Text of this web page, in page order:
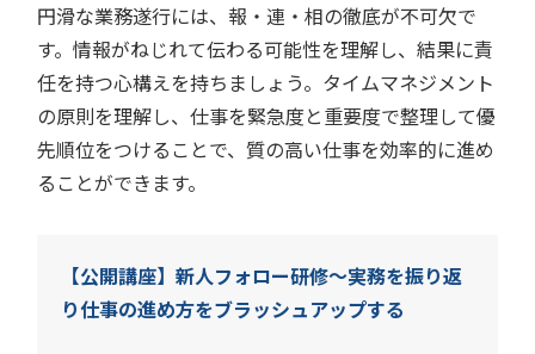
円滑な業務遂行には、報・連・相の徹底が不可欠で
す。情報がねじれて伝わる可能性を理解し、結果に責
任を持つ心構えを持ちましょう。タイムマネジメント
の原則を理解し、仕事を緊急度と重要度で整理して優
先順位をつけることで、質の高い仕事を効率的に進め
ることができます。
【公開講座】新人フォロー研修～実務を振り返
り仕事の進め方をブラッシュアップする